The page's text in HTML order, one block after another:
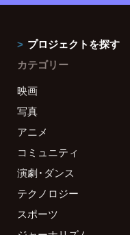
プロジェクトを探す
カテゴリー
映画
写真
アニメ
コミュニティ
演劇・ダンス
テクノロジー
スポーツ